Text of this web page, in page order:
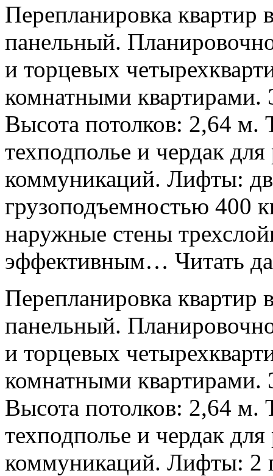
Перепланировка
панельный.
и торцевых
комнатными квартирами.
Высота потолков: 2,64 м.
техподполье и чердак
коммуникаций. Лифты:
грузоподъемностью 400
наружные стены
эффективным… Читать
Перепланировка
панельный.
и торцевых
комнатными квартирами.
Высота потолков: 2,64 м.
техподполье и чердак
коммуникаций. Лифты: 2